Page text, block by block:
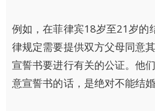
例如，在菲律宾18岁至21岁的
律规定需要提供双方父母同意
宣誓书要进行有关的公证。他
意宣誓书的话，是绝对不能结婚